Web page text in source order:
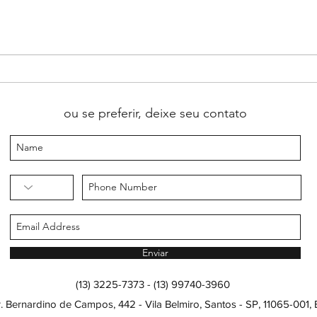
forma de aprender
ou se preferir, deixe seu contato
Enviar
(13) 3225-7373 - (13) 99740-3960
Bernardino de Campos, 442 - Vila Belmiro, Santos - SP, 11065-001,